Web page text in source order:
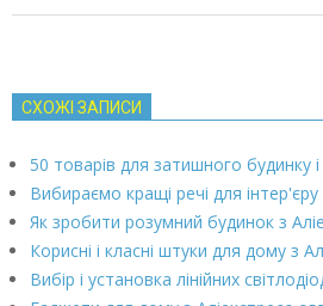
СХОЖІ ЗАПИСИ
50 товарів для затишного будинку
Вибираємо кращі речі для
Як зробити розумний будинок з
Корисні і класні штуки для дому з
Вибір і установка лінійних